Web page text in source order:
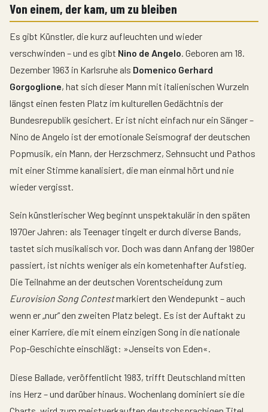
Von einem, der kam, um zu bleiben
Es gibt Künstler, die kurz aufleuchten und wieder
verschwinden – und es gibt Nino de Angelo. Geboren am 18.
Dezember 1963 in Karlsruhe als Domenico Gerhard
Gorgoglione, hat sich dieser Mann mit italienischen Wurzeln
längst einen festen Platz im kulturellen Gedächtnis der
Bundesrepublik gesichert. Er ist nicht einfach nur ein Sänger –
Nino de Angelo ist der emotionale Seismograf der deutschen
Popmusik, ein Mann, der Herzschmerz, Sehnsucht und Pathos
mit einer Stimme kanalisiert, die man einmal hört und nie
wieder vergisst.
Sein künstlerischer Weg beginnt unspektakulär in den späten
1970er Jahren: als Teenager tingelt er durch diverse Bands,
tastet sich musikalisch vor. Doch was dann Anfang der 1980er
passiert, ist nichts weniger als ein kometenhafter Aufstieg.
Die Teilnahme an der deutschen Vorentscheidung zum
Eurovision Song Contestmarkiert den Wendepunkt – auch
wenn er „nur“ den zweiten Platz belegt. Es ist der Auftakt zu
einer Karriere, die mit einem einzigen Song in die nationale
Pop-Geschichte einschlägt: »Jenseits von Eden«.
Diese Ballade, veröffentlicht 1983, trifft Deutschland mitten
ins Herz – und darüber hinaus. Wochenlang dominiert sie die